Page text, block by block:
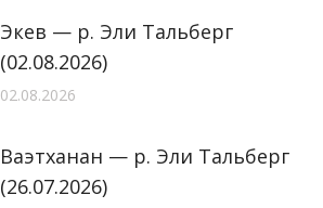
Экев — р. Эли Тальберг
(02.08.2026)
02.08.2026
Ваэтханан — р. Эли Тальберг
(26.07.2026)